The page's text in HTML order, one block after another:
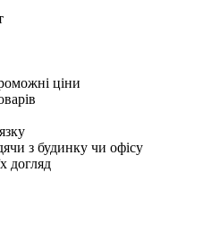
ціни
з будинку чи офісу
догляд